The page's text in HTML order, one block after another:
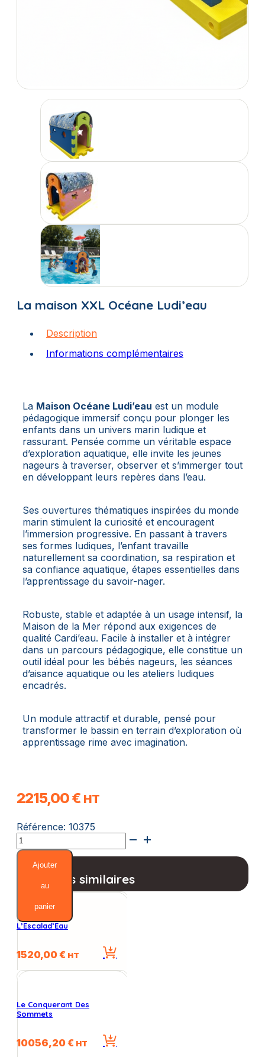
La maison XXL Océane Ludi’eau
Description
Informations complémentaires
La Maison Océane Ludi’eau est un module
pédagogique immersif conçu pour plonger les
enfants dans un univers marin ludique et
rassurant. Pensée comme un véritable espace
d’exploration aquatique, elle invite les jeunes
nageurs à traverser, observer et s’immerger tout
en développant leurs repères dans l’eau.
Ses ouvertures thématiques inspirées du monde
marin stimulent la curiosité et encouragent
l’immersion progressive. En passant à travers
ses formes ludiques, l’enfant travaille
naturellement sa coordination, sa respiration et
sa confiance aquatique, étapes essentielles dans
l’apprentissage du savoir-nager.
Robuste, stable et adaptée à un usage intensif, la
Maison de la Mer répond aux exigences de
qualité Cardi’eau. Facile à installer et à intégrer
dans un parcours pédagogique, elle constitue un
outil idéal pour les bébés nageurs, les séances
d’aisance aquatique ou les ateliers ludiques
encadrés.
Un module attractif et durable, pensé pour
transformer le bassin en terrain d’exploration où
apprentissage rime avec imagination.
2215,00€ HT
Référence: 10375
quantité
de
maison
Ludi'eau
Ajouter
au
panier
Produits similaires
L’Escalad’Eau
1520,00€ HT
Le Conquerant Des
Sommets
10056,20€ HT